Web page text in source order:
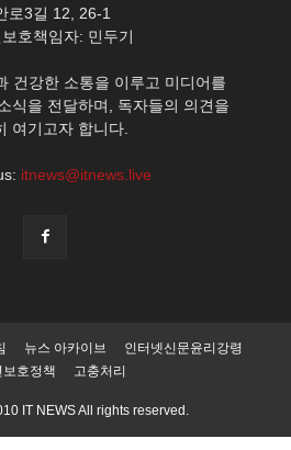
로3길 12, 26-1
호책임자: 민두기
건강한 소통을 이루고 미디어를
식을 전달하며, 독자들의 의견을
여기고자 합니다.
itnews@itnews.live
뉴스 아카이브
인터넷신문윤리강령
보호정책
고충처리
IT NEWS All rights reserved.